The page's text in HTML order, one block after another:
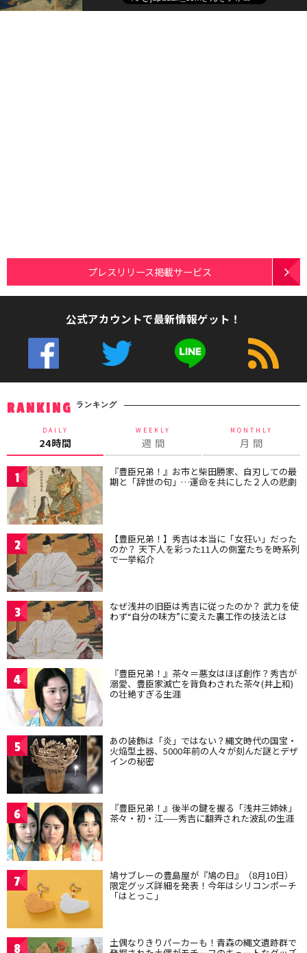
プレスリリース掲載サービス
公式アカウントで最新情報ゲット！
RANKING ランキング
DAILY
24時間
WEEKLY
週 間
MONTHLY
月 間
1 『豊臣兄弟！』お市と柴田勝家、自刃しての最
期と「辞世の句」…運命を共にした２人の悲劇
2 【豊臣兄弟！】秀吉は本当に「女狂い」だった
のか？ 天下人を彩った11人の側室たちを時系列
で一挙紹介
3 なぜ浅井の旧臣は秀吉に従ったのか？ 武力を使
わず“自分の味方”に変えた裏工作の技法とは
4 『豊臣兄弟！』茶々＝悪女はほぼ創作？秀吉が
溺愛、豊臣家滅亡を背負わされた茶々(井上和)
の壮絶すぎる生涯
5 あの装飾は「炎」ではない？縄文時代の国宝・
火焔型土器、5000年前の人々が刻んだ謎とデザ
インの秘密
6 『豊臣兄弟！』後半の鍵を握る「浅井三姉妹」
茶々・初・江——秀吉に翻弄された波乱の生涯
7 鳩サブレーの豊島屋が『鳩の日』（8月10日）
限定グッズ詳細を発表！今年はシリコンポーチ
「はとっこ」
8 土偶なりきりパーカーも！青森の縄文遺跡群で